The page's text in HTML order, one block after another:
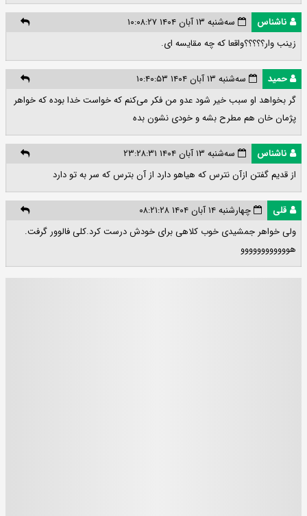
ناشناس
سه‌شنبه ۱۳ آبان ۱۴۰۴ ۱۰:۰۸:۲۷
زینب وار؟؟؟؟؟واقعا که چه مقایسه ای.
حمید
سه‌شنبه ۱۳ آبان ۱۴۰۴ ۱۰:۴۰:۵۳
گر بخواهد او سبب خیر شود عدو من فکر می‌کنم که خواست خدا بوده که خواهر
پژمان خان هم مطرح بشه و خودی نشون بده
ناشناس
سه‌شنبه ۱۳ آبان ۱۴۰۴ ۲۳:۲۸:۳۱
از قدیم گفتن ازآن نترس که هیاهو دارد از آن بترس که سر به تو دارد
قلی
چهارشنبه ۱۴ آبان ۱۴۰۴ ۰۸:۲۱:۲۸
ولی خواهر جمشیدی خوب کلاهی برای خودش درست کرد.کلی فالوور گرفت.
هوووووووووووو